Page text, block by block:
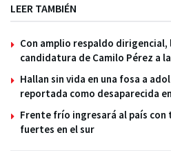
LEER TAMBIÉN
Con amplio respaldo dirigencial,
candidatura de Camilo Pérez a
Hallan sin vida en una fosa a
reportada como desaparecida
Frente frío ingresará al país
fuertes en el sur